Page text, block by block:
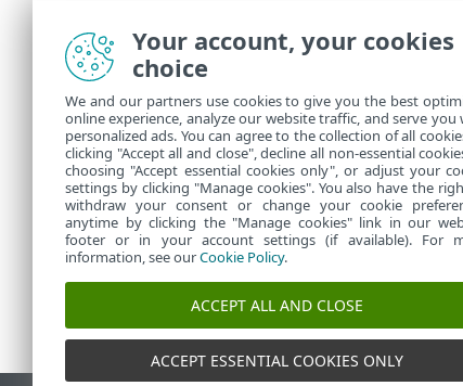
設
c.
メ
Your account, your cookies
choice
We and our partners use cookies to give you the best
online experience, analyze our website traffic, and serve you
personalized ads. You can agree to the collection of all
clicking "Accept all and close", decline all non-essential
choosing "Accept essential cookies only", or adjust your
settings by clicking "Manage cookies". You also have the
withdraw your consent or change your cookie
anytime by clicking the "Manage cookies" link in our
footer or in your account settings (if available). For
information, see ourCookie Policy.
ACCEPT ALL AND CLOSE
ACCEPT ESSENTIAL COOKIES ONLY